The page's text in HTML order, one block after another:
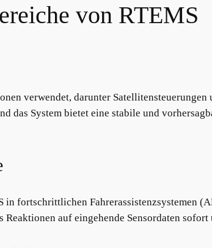
von RTEMS
verwendet, darunter
das System bietet eine stabile und
fortschrittlichen Fahrerassistenzsystemen
Reaktionen auf eingehende Sensordaten